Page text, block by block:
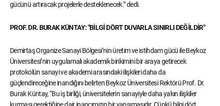
gücünü artıracak projelerle desteklenecek.” dedi.
PROF. DR. BURAK KÜNTAY: "BİLGİ DÖRT DUVARLA SINIRLI DEĞİLDİR"
Demirtaş Organize Sanayi Bölgesi’nin üretim ve istihdam gücü ile Beykoz
Üniversitesi’nin uygulamalı akademik birikimini bir araya getirecek
protokolün sanayi ve akademi arasındaki ilişkileri daha da
güçlendireceğine inandığını belirten Beykoz Üniversitesi Rektörü Prof. Dr.
Burak Küntay, “Bu iş birliği, üniversitelerin sanayiyle daha yakın ilişkiler